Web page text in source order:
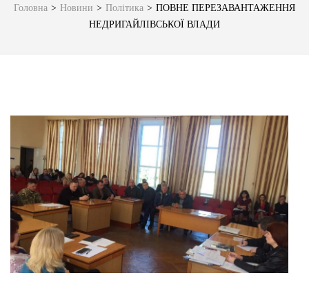
Головна > Новини > Політика > ПОВНЕ ПЕРЕЗАВАНТАЖЕННЯ
НЕДРИГАЙЛІВСЬКОЇ ВЛАДИ